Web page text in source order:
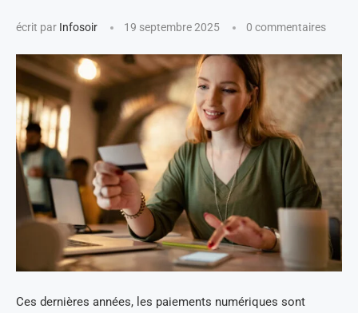
écrit par Infosoir 19 septembre 2025 0 commentaires
Ces dernières années, les paiements numériques sont